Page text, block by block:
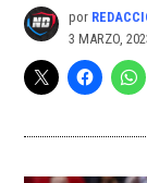
por
3 MARZO,